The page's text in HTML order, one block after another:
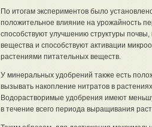
По итогам экспериментов было
положительное влияние на урожайность
способствуют улучшению структуры
вещества и способствуют активации
растениями питательных веществ.
У минеральных удобрений также есть
вызывать накопление нитратов в
Водорастворимые удобрения имеют
в течение всего периода выращивания